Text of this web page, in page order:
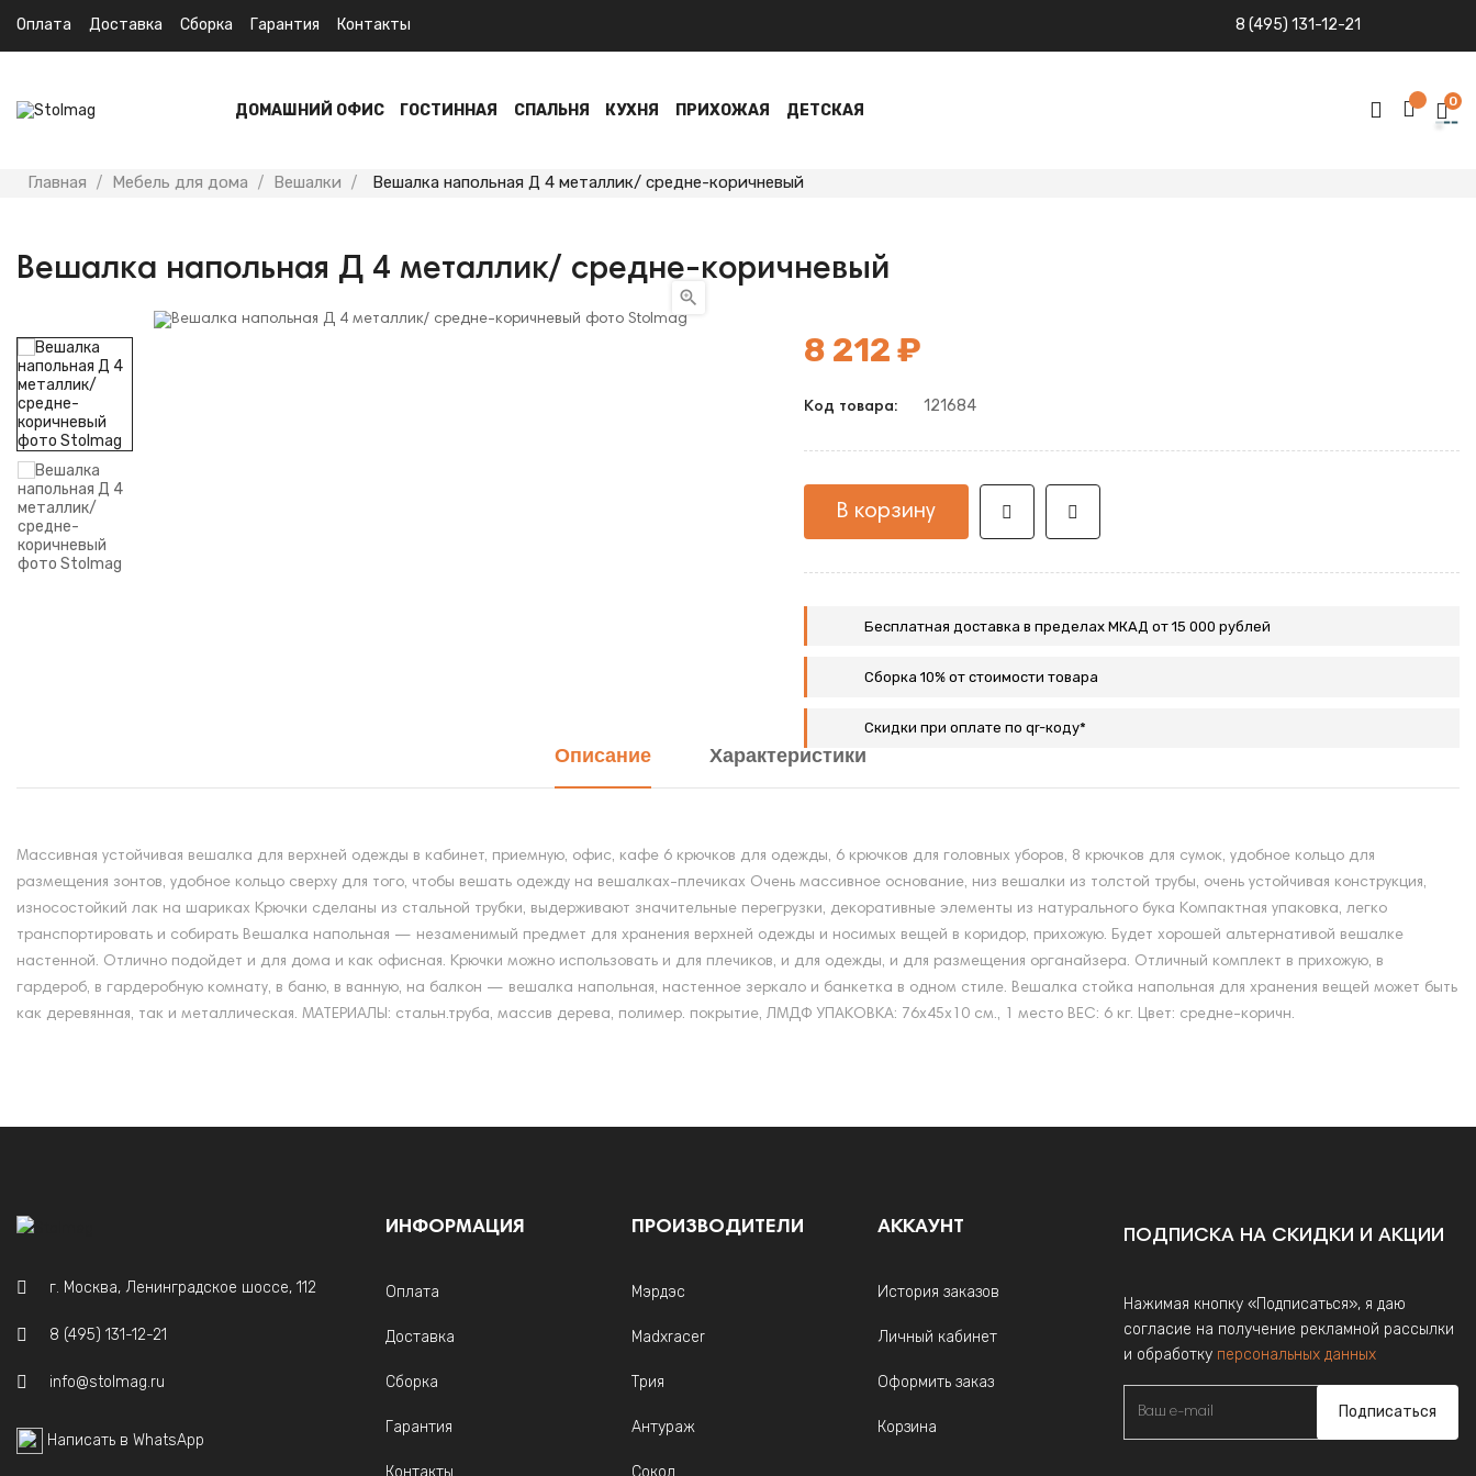
Оплата Доставка Сборка Гарантия Контакты 8 (495) 131-12-21
ДОМАШНИЙ ОФИС ГОСТИННАЯ СПАЛЬНЯ КУХНЯ ПРИХОЖАЯ ДЕТСКАЯ
0
Главная Мебель для дома Вешалки Вешалка напольная Д 4 металлик/ средне-коричневый
Вешалка напольная Д 4 металлик/ средне-коричневый

8 212 ₽
Код товара: 121684
В корзину
Бесплатная доставка в пределах МКАД от 15 000 рублей
Сборка 10% от стоимости товара
Скидки при оплате по qr-коду*
Описание Характеристики
Массивная устойчивая вешалка для верхней одежды в кабинет, приемную, офис, кафе 6 крючков для одежды, 6 крючков для головных уборов, 8 крючков для сумок, удобное кольцо для
размещения зонтов, удобное кольцо сверху для того, чтобы вешать одежду на вешалках-плечиках Очень массивное основание, низ вешалки из толстой трубы, очень устойчивая конструкция,
износостойкий лак на шариках Крючки сделаны из стальной трубки, выдерживают значительные перегрузки, декоративные элементы из натурального бука Компактная упаковка, легко
транспортировать и собирать Вешалка напольная — незаменимый предмет для хранения верхней одежды и носимых вещей в коридор, прихожую. Будет хорошей альтернативой вешалке
настенной. Отлично подойдет и для дома и как офисная. Крючки можно использовать и для плечиков, и для одежды, и для размещения органайзера. Отличный комплект в прихожую, в
гардероб, в гардеробную комнату, в баню, в ванную, на балкон — вешалка напольная, настенное зеркало и банкетка в одном стиле. Вешалка стойка напольная для хранения вещей может быть
как деревянная, так и металлическая. МАТЕРИАЛЫ: стальн.труба, массив дерева, полимер. покрытие, ЛМДФ УПАКОВКА: 76х45х10 см., 1 место ВЕС: 6 кг. Цвет: средне-коричн.
г. Москва, Ленинградское шоссе, 112
8 (495) 131-12-21
info@stolmag.ru
Написать в WhatsApp
ИНФОРМАЦИЯ
Оплата
Доставка
Сборка
Гарантия
Контакты
ПРОИЗВОДИТЕЛИ
Мэрдэс
Madxracer
Трия
Антураж
Сокол
АККАУНТ
История заказов
Личный кабинет
Оформить заказ
Корзина
ПОДПИСКА НА СКИДКИ И АКЦИИ
Нажимая кнопку «Подписаться», я даю
согласие на получение рекламной рассылки
и обработку персональных данных
Подписаться